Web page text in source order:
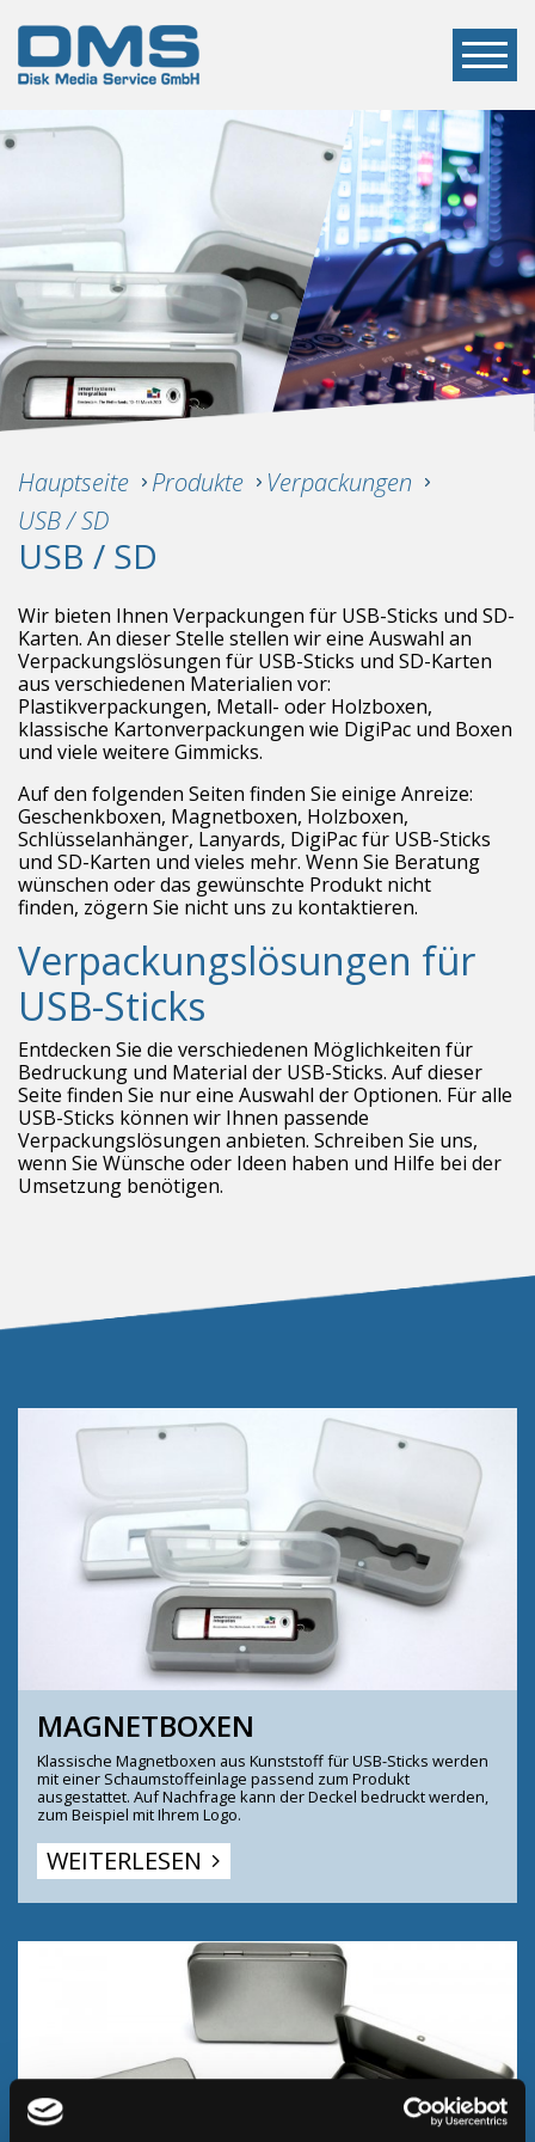
Hauptseite Produkte
Verpackungen
USB / SD
USB / SD
Wir bieten Ihnen Verpackungen für USB-Sticks und SD-
Karten. An dieser Stelle stellen wir eine Auswahl an
Verpackungslösungen für USB-Sticks und SD-Karten
aus verschiedenen Materialien vor:
Plastikverpackungen, Metall- oder Holzboxen,
klassische Kartonverpackungen wie DigiPac und Boxen
und viele weitere Gimmicks.
Auf den folgenden Seiten finden Sie einige Anreize:
Geschenkboxen, Magnetboxen, Holzboxen,
Schlüsselanhänger, Lanyards, DigiPac für USB-Sticks
und SD-Karten und vieles mehr. Wenn Sie Beratung
wünschen oder das gewünschte Produkt nicht
finden, zögern Sie nicht uns zu kontaktieren.
Verpackungslösungen für
USB-Sticks
Entdecken Sie die verschiedenen Möglichkeiten für
Bedruckung und Material der USB-Sticks. Auf dieser
Seite finden Sie nur eine Auswahl der Optionen. Für alle
USB-Sticks können wir Ihnen passende
Verpackungslösungen anbieten. Schreiben Sie uns,
wenn Sie Wünsche oder Ideen haben und Hilfe bei der
Umsetzung benötigen.
MAGNETBOXEN
Klassische Magnetboxen aus Kunststoff für USB-Sticks werden
mit einer Schaumstoffeinlage passend zum Produkt
ausgestattet. Auf Nachfrage kann der Deckel bedruckt werden,
zum Beispiel mit Ihrem Logo.
WEITERLESEN